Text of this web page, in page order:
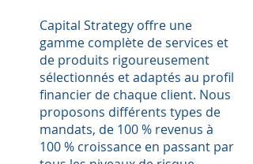
Capital Strategy offre une
gamme complète de services et
de produits rigoureusement
sélectionnés et adaptés au profil
financier de chaque client. Nous
proposons différents types de
mandats, de 100 % revenus à
100 % croissance en passant par